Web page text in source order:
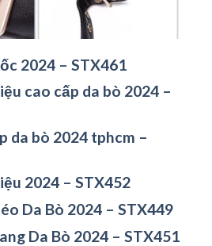
2024 – STX461
cao cấp da bò 2024 –
da bò 2024 tphcm –
2024 – STX452
Da Bò 2024 – STX449
Da Bò 2024 – STX451